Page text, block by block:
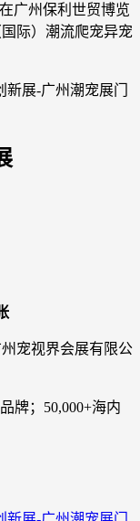
广州保利世贸博览
际）潮流爬宠异宠
宠视界会展有限公
牌；50,000+海内